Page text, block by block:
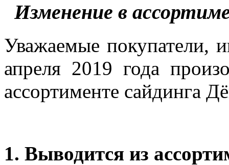
Изменение в
Уважаемые покупатели,
апреля 2019 года
ассортименте сайдинга
1. Выводится из